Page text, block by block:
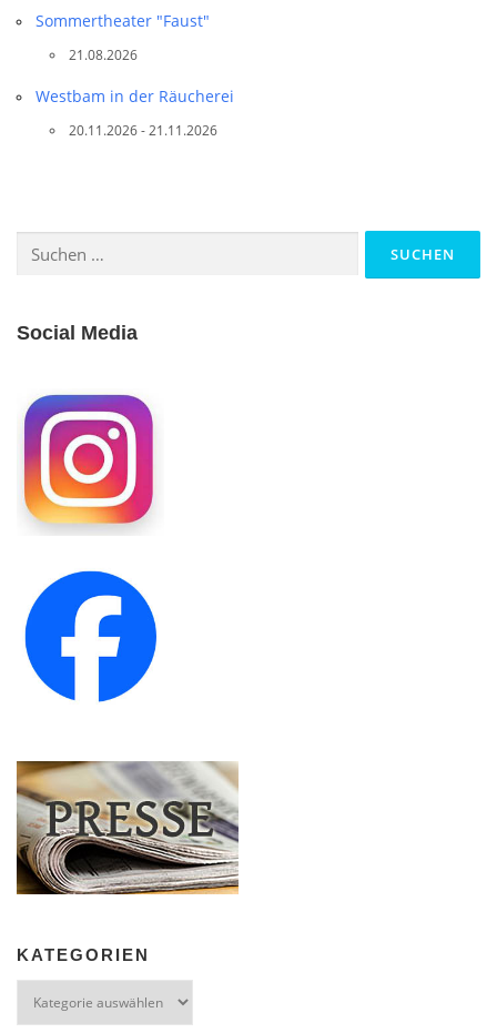
Sommertheater "Faust"
21.08.2026
Westbam in der Räucherei
20.11.2026 - 21.11.2026
nach:
Social Media
KATEGORIEN